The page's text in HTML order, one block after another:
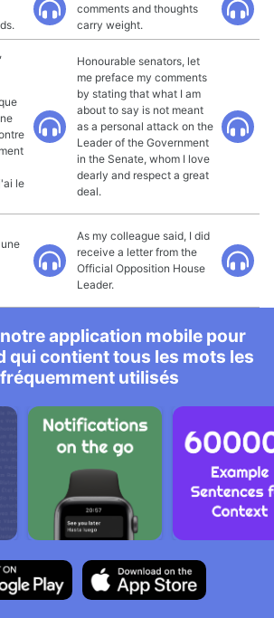
comments and thoughts
carry weight.
le
Honourable senators, let
me preface my comments
by stating that what I am
about to say is not meant
as a personal attack on the
Leader of the Government
in the Senate, whom I love
dearly and respect a great
deal.
As my colleague said, I did
receive a letter from the
Official Opposition House
Leader.
application mobile pour
qui contient tous les mots les
utilisés